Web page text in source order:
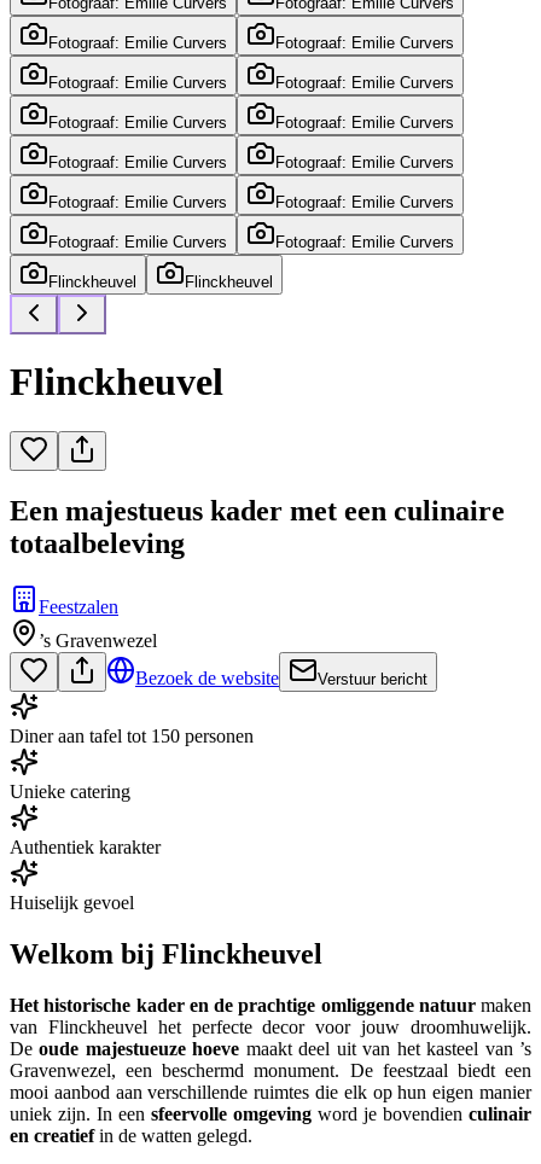
Fotograaf: Emilie Curvers Fotograaf: Emilie Curvers
Fotograaf: Emilie Curvers Fotograaf: Emilie Curvers
Fotograaf: Emilie Curvers Fotograaf: Emilie Curvers
Fotograaf: Emilie Curvers Fotograaf: Emilie Curvers
Fotograaf: Emilie Curvers Fotograaf: Emilie Curvers
Fotograaf: Emilie Curvers Fotograaf: Emilie Curvers
Flinckheuvel Flinckheuvel
Flinckheuvel
Een majestueus kader met een culinaire
totaalbeleving
Feestzalen
’s Gravenwezel
Bezoek de website
Verstuur bericht
Diner aan tafel tot 150 personen
Unieke catering
Authentiek karakter
Huiselijk gevoel
Welkom bij Flinckheuvel
Het historische kader en de prachtige omliggende natuurmaken
van Flinckheuvel het perfecte decor voor jouw droomhuwelijk.
Deoude majestueuze hoeve maakt deel uit van het kasteel van ’s
Gravenwezel, een beschermd monument. De feestzaal biedt een
mooi aanbod aan verschillende ruimtes die elk op hun eigen manier
uniek zijn. In een sfeervolle omgeving word je bovendien culinair
en creatiefin de watten gelegd.